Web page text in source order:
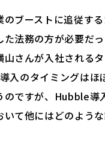
のブーストに追従す
た法務の方が必要だ
山さんが入社される
入のタイミングはほ
のですが、Hubble導
いて他にはどのよう